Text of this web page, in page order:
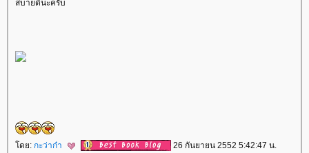
สบายดีนะครับ
ดย: กะว่าก๋า 26 กันยายน 2552 5:42:47 น.